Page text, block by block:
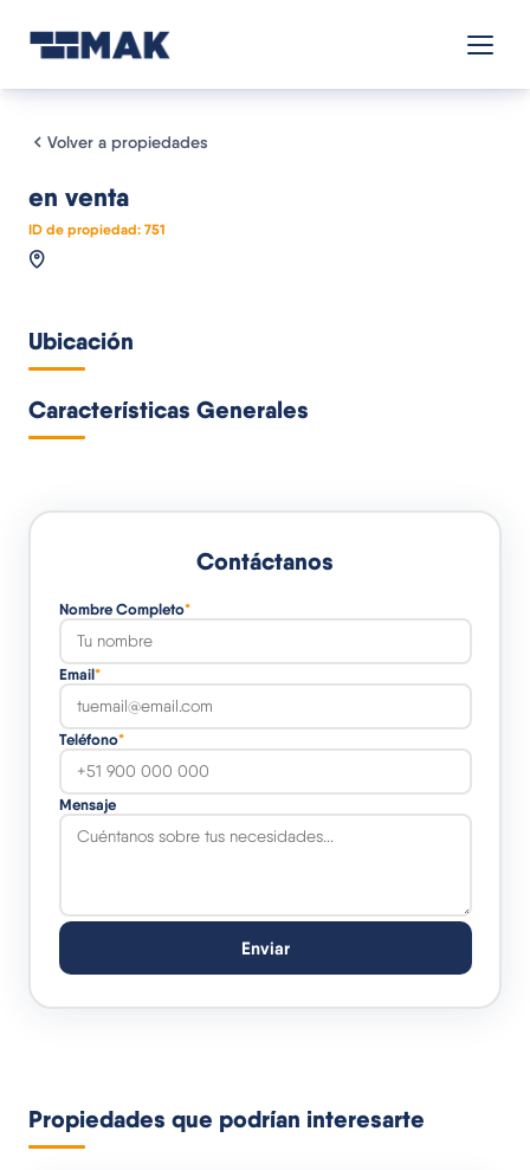
Volver a propiedades
en venta
ID de propiedad: 751
Ubicación
Características Generales
Contáctanos
Nombre Completo*
Email*
Teléfono*
Mensaje
Enviar
Propiedades que podrían interesarte